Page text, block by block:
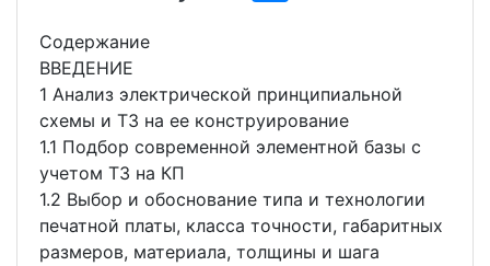
Содержание
ВВЕДЕНИЕ
1 Анализ электрической принципиальной
схемы и ТЗ на ее конструирование
1.1 Подбор современной элементной базы с
учетом ТЗ на КП
1.2 Выбор и обоснование типа и технологии
печатной платы, класса точности, габаритных
размеров, материала, толщины и шага